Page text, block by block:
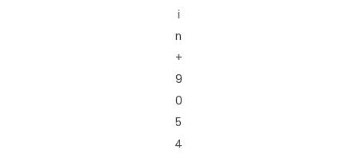
i
n
+
9
0
5
4